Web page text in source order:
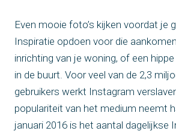
Even mooie foto’s kijken voordat je
Inspiratie opdoen voor die
inrichting van je woning, of een
in de buurt. Voor veel van de 2,3
gebruikers werkt Instagram
populariteit van het medium neemt
januari 2016 is het aantal dagelijkse